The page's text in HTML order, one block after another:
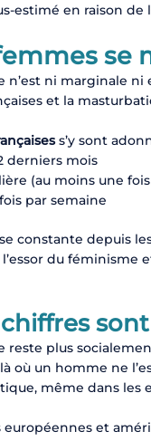
estimé en raison de
se
ni marginale ni
et la
s’y sont
derniers mois
(au moins une
par semaine
constante depuis
du
reste plus
où un homme ne
même dans les
européennes et